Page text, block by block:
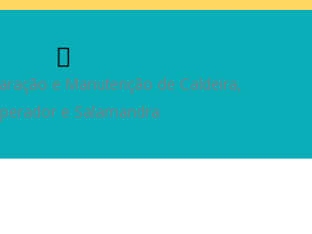
e Manutenção de Caldeira,
e Salamandra